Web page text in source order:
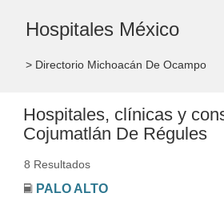
Hospitales México
> Directorio Michoacán De Ocampo
Hospitales, clínicas y
Cojumatlán De Régules
8 Resultados
PALO ALTO